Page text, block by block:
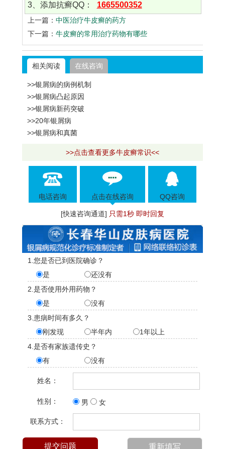
3、添加抗癣QQ：
1665500352
上一篇： 中医治疗牛皮癣的药方
下一篇： 牛皮癣的常用治疗药物有哪些
相关阅读 在线咨询
>>银屑病的病例机制
>>银屑病凸起原因
>>银屑病新药突破
>>20年银屑病
>>银屑病和真菌
>>点击查看更多牛皮癣常识<<
电话咨询 点击在线咨询 QQ咨询
[快速咨询通道] 只需1秒 即时回复
1.您是否已到医院确诊？
是
还没有
2.是否使用外用药物？
是
没有
3.患病时间有多久？
刚发现
半年内
1年以上
4.是否有家族遗传史？
有
没有
姓名：
性别： 男 女
联系方式：